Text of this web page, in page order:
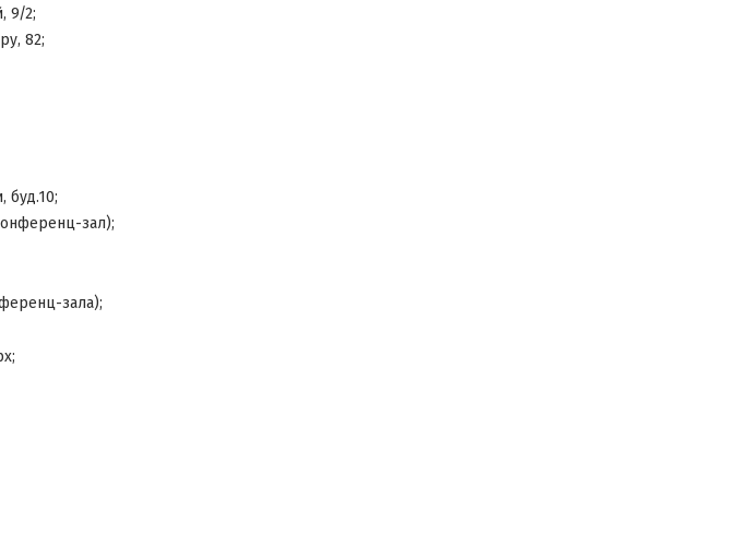
9/2;
82;
буд.10;
зал);
зала);